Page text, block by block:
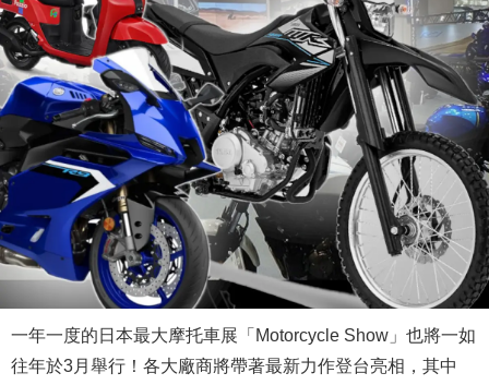
一年一度的日本最大摩托車展「Motorcycle Show」也將一如
往年於3月舉行！各大廠商將帶著最新力作登台亮相，其中